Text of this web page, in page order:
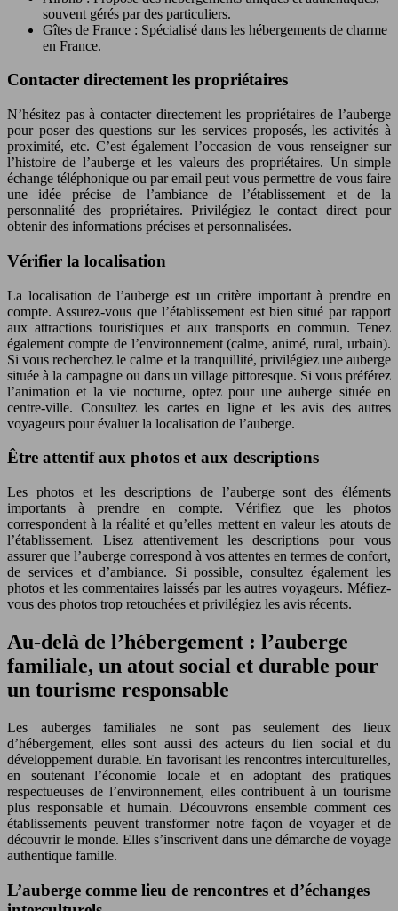
souvent gérés par des particuliers.
Gîtes de France : Spécialisé dans les hébergements de charme
en France.
Contacter directement les propriétaires
N’hésitez pas à contacter directement les propriétaires de l’auberge
pour poser des questions sur les services proposés, les activités à
proximité, etc. C’est également l’occasion de vous renseigner sur
l’histoire de l’auberge et les valeurs des propriétaires. Un simple
échange téléphonique ou par email peut vous permettre de vous faire
une idée précise de l’ambiance de l’établissement et de la
personnalité des propriétaires. Privilégiez le contact direct pour
obtenir des informations précises et personnalisées.
Vérifier la localisation
La localisation de l’auberge est un critère important à prendre en
compte. Assurez-vous que l’établissement est bien situé par rapport
aux attractions touristiques et aux transports en commun. Tenez
également compte de l’environnement (calme, animé, rural, urbain).
Si vous recherchez le calme et la tranquillité, privilégiez une auberge
située à la campagne ou dans un village pittoresque. Si vous préférez
l’animation et la vie nocturne, optez pour une auberge située en
centre-ville. Consultez les cartes en ligne et les avis des autres
voyageurs pour évaluer la localisation de l’auberge.
Être attentif aux photos et aux descriptions
Les photos et les descriptions de l’auberge sont des éléments
importants à prendre en compte. Vérifiez que les photos
correspondent à la réalité et qu’elles mettent en valeur les atouts de
l’établissement. Lisez attentivement les descriptions pour vous
assurer que l’auberge correspond à vos attentes en termes de confort,
de services et d’ambiance. Si possible, consultez également les
photos et les commentaires laissés par les autres voyageurs. Méfiez-
vous des photos trop retouchées et privilégiez les avis récents.
Au-delà de l’hébergement : l’auberge
familiale, un atout social et durable pour
un tourisme responsable
Les auberges familiales ne sont pas seulement des lieux
d’hébergement, elles sont aussi des acteurs du lien social et du
développement durable. En favorisant les rencontres interculturelles,
en soutenant l’économie locale et en adoptant des pratiques
respectueuses de l’environnement, elles contribuent à un tourisme
plus responsable et humain. Découvrons ensemble comment ces
établissements peuvent transformer notre façon de voyager et de
découvrir le monde. Elles s’inscrivent dans une démarche de voyage
authentique famille.
L’auberge comme lieu de rencontres et d’échanges